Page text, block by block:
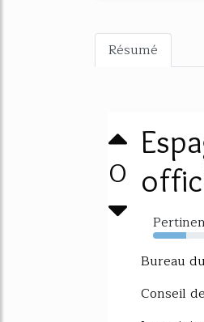
Résumé
0
58%
Bureau
Conseil